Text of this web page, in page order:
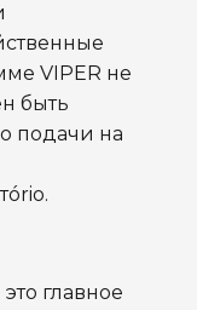
VIPER не
быть
подачи на
главное